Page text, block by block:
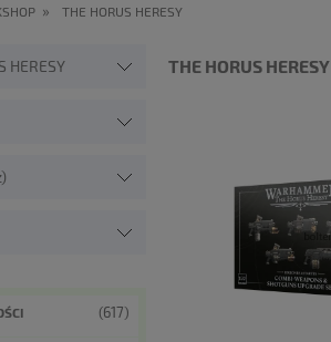
» THE HORUS HERESY
HERESY
(617)
THE HORUS HERESY